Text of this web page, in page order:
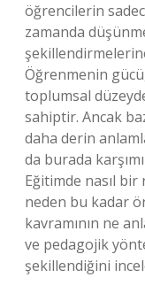
öğrencilerin
zamanda
Öğrenmenin
toplumsal
sahiptir. Ancak
daha derin
da burada
Eğitimde nasıl
neden bu kadar
kavramının ne
ve pedagojik
şekillendiğini